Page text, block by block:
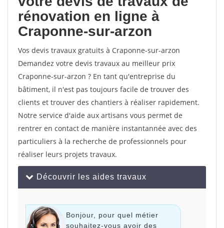
rénovation en ligne à
Craponne-sur-arzon
Vos devis travaux gratuits à Craponne-sur-arzon
Demandez votre devis travaux au meilleur prix
Craponne-sur-arzon ? En tant qu'entreprise du
bâtiment, il n'est pas toujours facile de trouver des
clients et trouver des chantiers à réaliser rapidement.
Notre service d'aide aux artisans vous permet de
rentrer en contact de manière instantannée avec des
particuliers à la recherche de professionnels pour
réaliser leurs projets travaux.